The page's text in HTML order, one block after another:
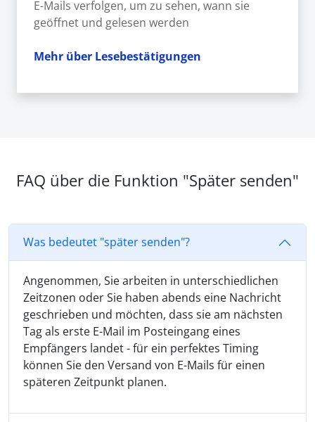
E-Mails verfolgen, um zu sehen, wann sie
geöffnet und gelesen werden
Mehr über Lesebestätigungen
FAQ über die Funktion "Später senden"
Was bedeutet "später senden"?
Angenommen, Sie arbeiten in unterschiedlichen
Zeitzonen oder Sie haben abends eine Nachricht
geschrieben und möchten, dass sie am nächsten
Tag als erste E-Mail im Posteingang eines
Empfängers landet - für ein perfektes Timing
können Sie den Versand von E-Mails für einen
späteren Zeitpunkt planen.